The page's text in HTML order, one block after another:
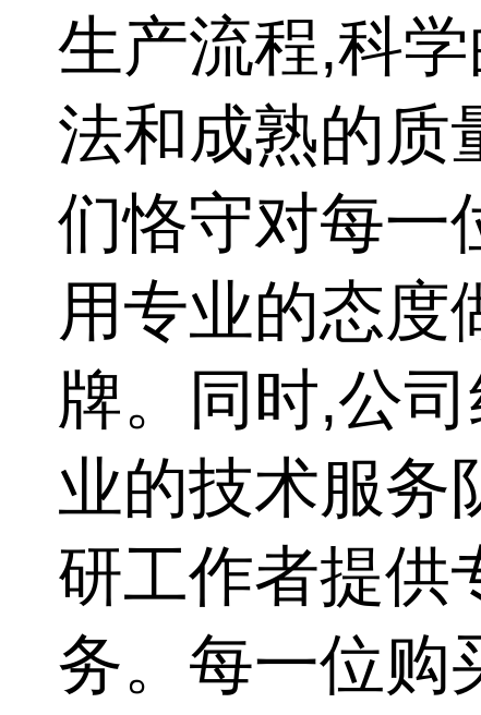
生产流程,科
法和成熟的质
们恪守对每一
用专业的态度
牌。同时,公
业的技术服务
研工作者提供
务。每一位购